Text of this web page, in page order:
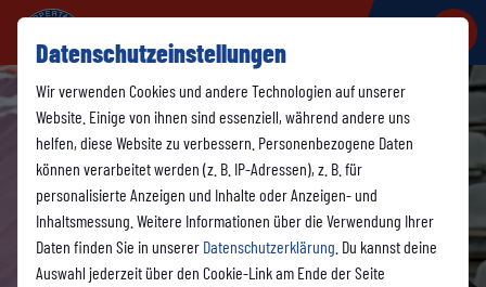
Datenschutzeinstellungen
Wir verwenden Cookies und andere Technologien auf unserer
Website. Einige von ihnen sind essenziell, während andere uns
helfen, diese Website zu verbessern. Personenbezogene Daten
können verarbeitet werden (z. B. IP-Adressen), z. B. für
personalisierte Anzeigen und Inhalte oder Anzeigen- und
Inhaltsmessung. Weitere Informationen über die Verwendung Ihrer
Daten finden Sie in unserer Datenschutzerklärung . Du kannst deine
Auswahl jederzeit über den Cookie-Link am Ende der Seite